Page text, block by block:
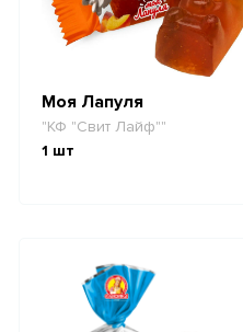
Моя Лапуля
"КФ "Свит Лайф""
1 шт